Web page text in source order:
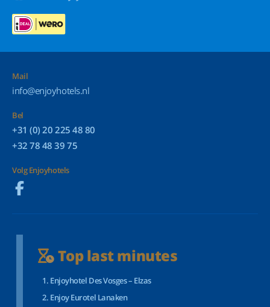
Mail
info@enjoyhotels.nl
Bel
+31 (0) 20 225 48 80
+32 78 48 39 75
Volg Enjoyhotels
Top last minutes
Enjoyhotel Des Vosges – Elzas
Enjoy Eurotel Lanaken